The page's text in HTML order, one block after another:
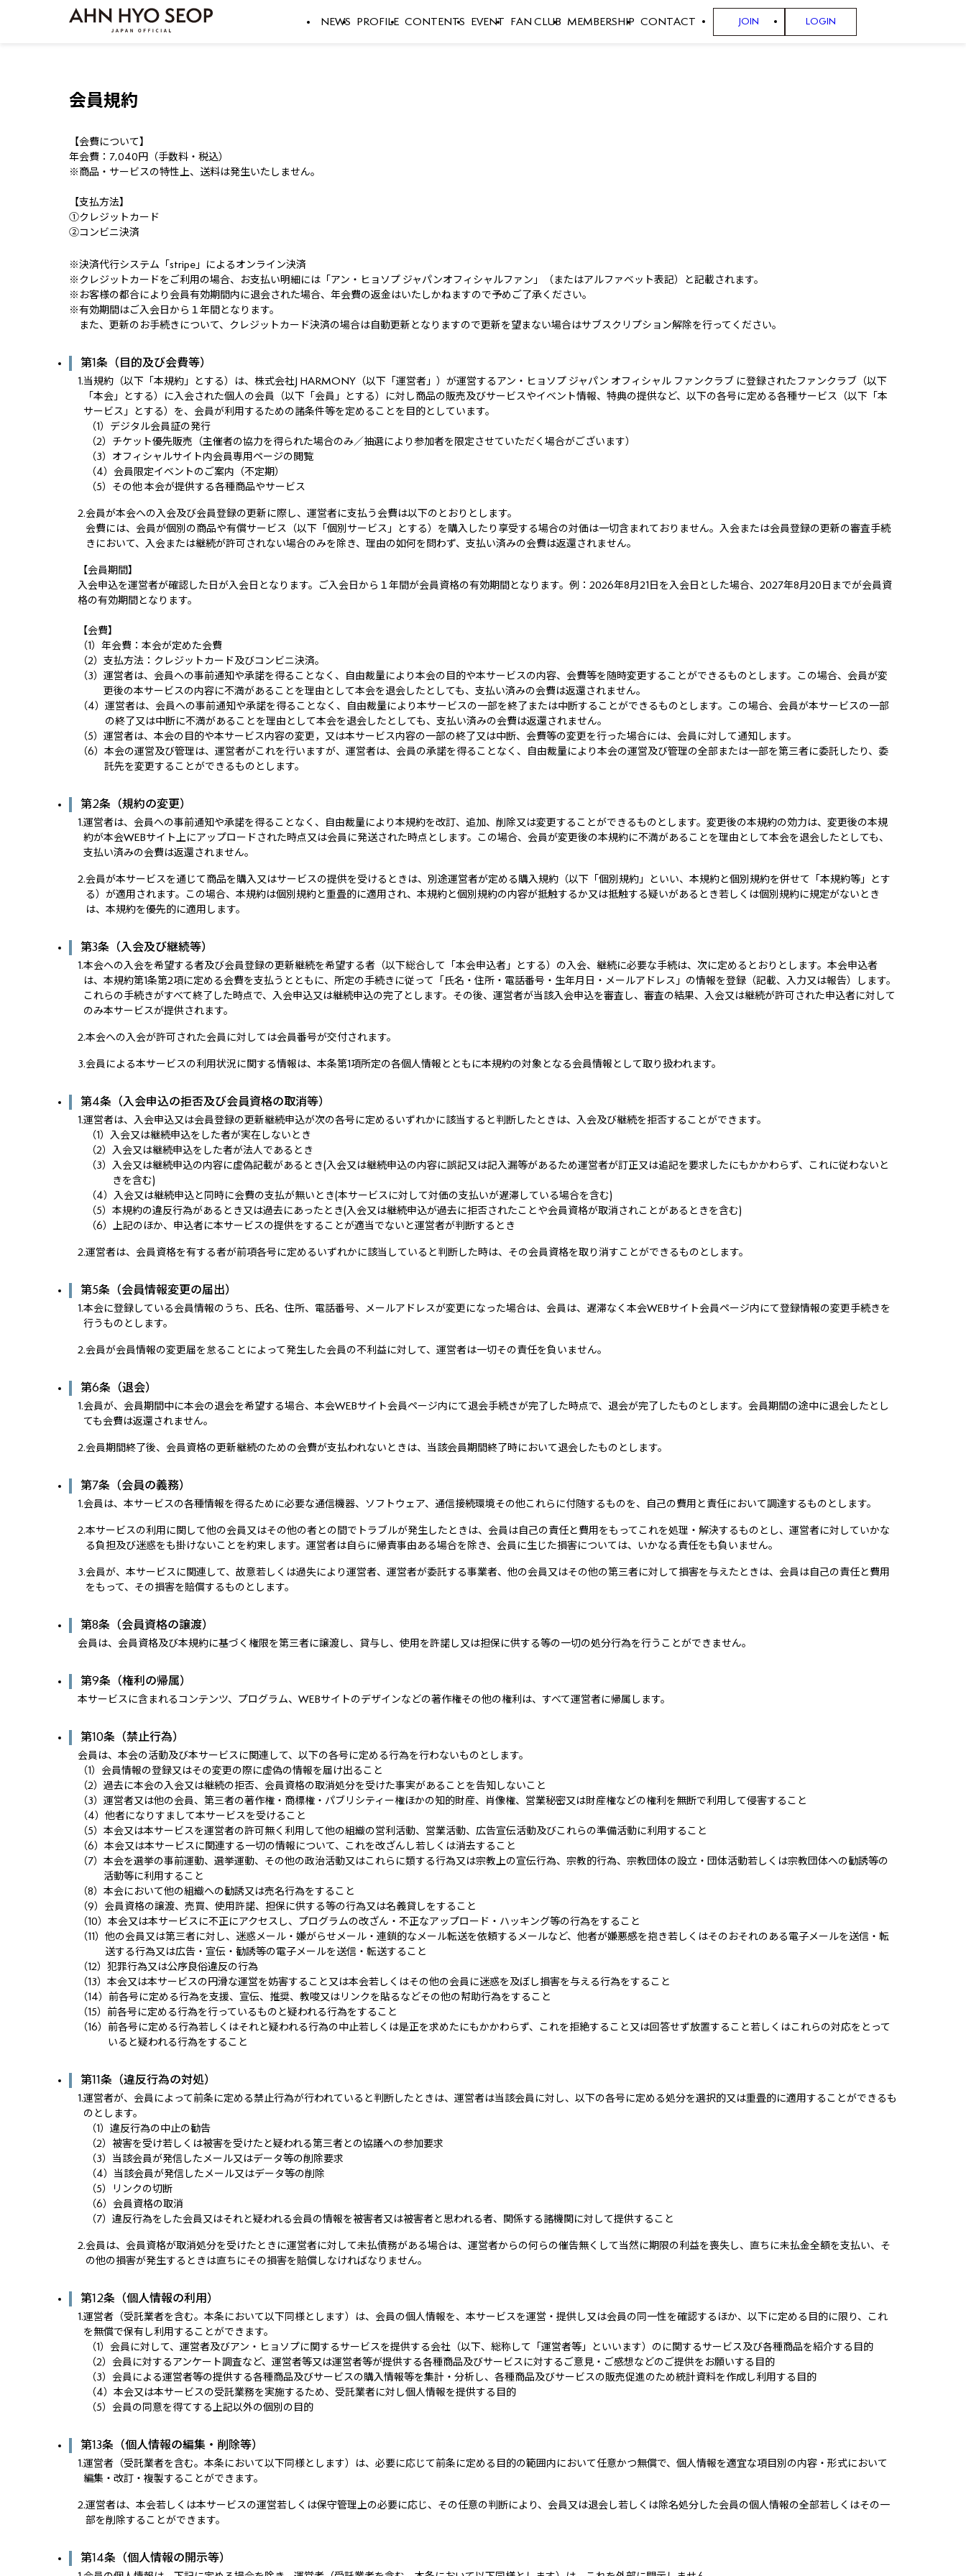
NEWS PROFILE CONTENTS EVENT FAN CLUB MEMBERSHIP CONTACT JOIN LOGIN
会員規約
【会費について】
年会費：7,040円（手数料・税込）
※商品・サービスの特性上、送料は発生いたしません。
【支払方法】
①クレジットカード
②コンビニ決済
※決済代行システム「stripe」によるオンライン決済
※ クレジットカードをご利用の場合、お支払い明細には「アン・ヒョソプ ジャパンオフィシャルファン」（またはアルファベット表記）と記載されます。
※ お客様の都合により会員有効期間内に退会された場合、年会費の返金はいたしかねますので予めご了承ください。
※有効期間はご入会日から１年間となります。
また、更新のお手続きについて、クレジットカード決済の場合は自動更新となりますので更新を望まない場合はサブスクリプション解除を行ってください。
第1条（目的及び会費等）
1.当規約（以下「本規約」とする）は、株式会社J HARMONY（以下「運営者」）が運営するアン・ヒョソプ ジャパン オフィシャル ファンクラブ に登録されたファンクラブ（以下
「本会」とする）に入会された個人の会員（以下「会員」とする）に対し商品の販売及びサービスやイベント情報、特典の提供など、以下の各号に定める各種サービス（以下「本
サービス」とする）を、会員が利用するための諸条件等を定めることを目的としています。
（1） デジタル会員証の発行
（2） チケット優先販売（主催者の協力を得られた場合のみ／抽選により参加者を限定させていただく場合がございます）
（3） オフィシャルサイト内会員専用ページの閲覧
（4） 会員限定イベントのご案内（不定期）
（5） その他 本会が提供する各種商品やサービス
2.会員が本会への入会及び会員登録の更新に際し、運営者に支払う会費は以下のとおりとします。
会費には、会員が個別の商品や有償サービス（以下「個別サービス」とする）を購入したり享受する場合の対価は一切含まれておりません。入会または会員登録の更新の審査手続
きにおいて、入会または継続が許可されない場合のみを除き、理由の如何を問わず、支払い済みの会費は返還されません。
【会員期間】
入会申込を運営者が確認した日が入会日となります。ご入会日から１年間が会員資格の有効期間となります。例：2026年8月21日を入会日とした場合、2027年8月20日までが会員資
格の有効期間となります。
【会費】
（1） 年会費：本会が定めた会費
（2） 支払方法：クレジットカード及びコンビニ決済。
（3） 運営者は、会員への事前通知や承諾を得ることなく、自由裁量により本会の目的や本サービスの内容、会費等を随時変更することができるものとします。この場合、会員が変
更後の本サービスの内容に不満があることを理由として本会を退会したとしても、支払い済みの会費は返還されません。
（4） 運営者は、会員への事前通知や承諾を得ることなく、自由裁量により本サービスの一部を終了または中断することができるものとします。この場合、会員が本サービスの一部
の終了又は中断に不満があることを理由として本会を退会したとしても、支払い済みの会費は返還されません。
（5） 運営者は、本会の目的や本サービス内容の変更，又は本サービス内容の一部の終了又は中断、会費等の変更を行った場合には、会員に対して通知します。
（6） 本会の運営及び管理は、運営者がこれを行いますが、運営者は、会員の承諾を得ることなく、自由裁量により本会の運営及び管理の全部または一部を第三者に委託したり、委
託先を変更することができるものとします。
第2条（規約の変更）
1.運営者は、会員への事前通知や承諾を得ることなく、自由裁量により本規約を改訂、追加、削除又は変更することができるものとします。変更後の本規約の効力は、変更後の本規
約が本会WEBサイト上にアップロードされた時点又は会員に発送された時点とします。この場合、会員が変更後の本規約に不満があることを理由として本会を退会したとしても、
支払い済みの会費は返還されません。
2.会員が本サービスを通じて商品を購入又はサービスの提供を受けるときは、別途運営者が定める購入規約（以下「個別規約」といい、本規約と個別規約を併せて「本規約等」とす
る）が適用されます。この場合、本規約は個別規約と重畳的に適用され、本規約と個別規約の内容が抵触するか又は抵触する疑いがあるとき若しくは個別規約に規定がないとき
は、本規約を優先的に適用します。
第3条（入会及び継続等）
1.本会への入会を希望する者及び会員登録の更新継続を希望する者（以下総合して「本会申込者」とする）の入会、継続に必要な手続は、次に定めるとおりとします。本会申込者
は、本規約第1条第2項に定める会費を支払うとともに、所定の手続きに従って「氏名・住所・電話番号・生年月日・メールアドレス」の情報を登録（記載、入力又は報告）します。
これらの手続きがすべて終了した時点で、入会申込又は継続申込の完了とします。その後、運営者が当該入会申込を審査し、審査の結果、入会又は継続が許可された申込者に対して
のみ本サービスが提供されます。
2.本会への入会が許可された会員に対しては会員番号が交付されます。
3.会員による本サービスの利用状況に関する情報は、本条第1項所定の各個人情報とともに本規約の対象となる会員情報として取り扱われます。
第4条（入会申込の拒否及び会員資格の取消等）
1.運営者は、入会申込又は会員登録の更新継続申込が次の各号に定めるいずれかに該当すると判断したときは、入会及び継続を拒否することができます。
（1） 入会又は継続申込をした者が実在しないとき
（2） 入会又は継続申込をした者が法人であるとき
（3） 入会又は継続申込の内容に虚偽記載があるとき(入会又は継続申込の内容に誤記又は記入漏等があるため運営者が訂正又は追記を要求したにもかかわらず、これに従わないと
きを含む)
（4） 入会又は継続申込と同時に会費の支払が無いとき(本サービスに対して対価の支払いが遅滞している場合を含む)
（5） 本規約の違反行為があるとき又は過去にあったとき(入会又は継続申込が過去に拒否されたことや会員資格が取消されことがあるときを含む)
（6） 上記のほか、申込者に本サービスの提供をすることが適当でないと運営者が判断するとき
2.運営者は、会員資格を有する者が前項各号に定めるいずれかに該当していると判断した時は、その会員資格を取り消すことができるものとします。
第5条（会員情報変更の届出）
1.本会に登録している会員情報のうち、氏名、住所、電話番号、メールアドレスが変更になった場合は、会員は、遅滞なく本会WEBサイト会員ページ内にて登録情報の変更手続きを
行うものとします。
2.会員が会員情報の変更届を怠ることによって発生した会員の不利益に対して、運営者は一切その責任を負いません。
第6条（退会）
1.会員が、会員期間中に本会の退会を希望する場合、本会WEBサイト会員ページ内にて退会手続きが完了した時点で、退会が完了したものとします。会員期間の途中に退会したとし
ても会費は返還されません。
2.会員期間終了後、会員資格の更新継続のための会費が支払われないときは、当該会員期間終了時において退会したものとします。
第7条（会員の義務）
1.会員は、本サービスの各種情報を得るために必要な通信機器、ソフトウェア、通信接続環境その他これらに付随するものを、自己の費用と責任において調達するものとします。
2.本サービスの利用に関して他の会員又はその他の者との間でトラブルが発生したときは、会員は自己の責任と費用をもってこれを処理・解決するものとし、運営者に対していかな
る負担及び迷惑をも掛けないことを約束します。運営者は自らに帰責事由ある場合を除き、会員に生じた損害については、いかなる責任をも負いません。
3.会員が、本サービスに関連して、故意若しくは過失により運営者、運営者が委託する事業者、他の会員又はその他の第三者に対して損害を与えたときは、会員は自己の責任と費用
をもって、その損害を賠償するものとします。
第8条（会員資格の譲渡）
会員は、会員資格及び本規約に基づく権限を第三者に譲渡し、貸与し、使用を許諾し又は担保に供する等の一切の処分行為を行うことができません。
第9条（権利の帰属）
本サービスに含まれるコンテンツ、プログラム、WEBサイトのデザインなどの著作権その他の権利は、すべて運営者に帰属します。
第10条（禁止行為）
会員は、本会の活動及び本サービスに関連して、以下の各号に定める行為を行わないものとします。
（1） 会員情報の登録又はその変更の際に虚偽の情報を届け出ること
（2） 過去に本会の入会又は継続の拒否、会員資格の取消処分を受けた事実があることを告知しないこと
（3） 運営者又は他の会員、第三者の著作権・商標権・パブリシティー権ほかの知的財産、肖像権、営業秘密又は財産権などの権利を無断で利用して侵害すること
（4） 他者になりすまして本サービスを受けること
（5） 本会又は本サービスを運営者の許可無く利用して他の組織の営利活動、営業活動、広告宣伝活動及びこれらの準備活動に利用すること
（6） 本会又は本サービスに関連する一切の情報について、これを改ざんし若しくは消去すること
（7） 本会を選挙の事前運動、選挙運動、その他の政治活動又はこれらに類する行為又は宗教上の宣伝行為、宗教的行為、宗教団体の設立・団体活動若しくは宗教団体への勧誘等の
活動等に利用すること
（8） 本会において他の組織への勧誘又は売名行為をすること
（9） 会員資格の譲渡、売買、使用許諾、担保に供する等の行為又は名義貸しをすること
（10） 本会又は本サービスに不正にアクセスし、プログラムの改ざん・不正なアップロード・ハッキング等の行為をすること
（11） 他の会員又は第三者に対し、迷惑メール・嫌がらせメール・連鎖的なメール転送を依頼するメールなど、他者が嫌悪感を抱き若しくはそのおそれのある電子メールを送信・転
送する行為又は広告・宣伝・勧誘等の電子メールを送信・転送すること
（12） 犯罪行為又は公序良俗違反の行為
（13） 本会又は本サービスの円滑な運営を妨害すること又は本会若しくはその他の会員に迷惑を及ぼし損害を与える行為をすること
（14） 前各号に定める行為を支援、宣伝、推奨、教唆又はリンクを貼るなどその他の幇助行為をすること
（15） 前各号に定める行為を行っているものと疑われる行為をすること
（16） 前各号に定める行為若しくはそれと疑われる行為の中止若しくは是正を求めたにもかかわらず、これを拒絶すること又は回答せず放置すること若しくはこれらの対応をとって
いると疑われる行為をすること
第11条（違反行為の対処）
1.運営者が、会員によって前条に定める禁止行為が行われていると判断したときは、運営者は当該会員に対し、以下の各号に定める処分を選択的又は重畳的に適用することができるも
のとします。
（1） 違反行為の中止の勧告
（2） 被害を受け若しくは被害を受けたと疑われる第三者との協議への参加要求
（3） 当該会員が発信したメール又はデータ等の削除要求
（4） 当該会員が発信したメール又はデータ等の削除
（5）
リンクの切断
（6） 会員資格の取消
（7） 違反行為をした会員又はそれと疑われる会員の情報を被害者又は被害者と思われる者、関係する諸機関に対して提供すること
2.会員は、会員資格が取消処分を受けたときに運営者に対して未払債務がある場合は、運営者からの何らの催告無くして当然に期限の利益を喪失し、直ちに未払金全額を支払い、そ
の他の損害が発生するときは直ちにその損害を賠償しなければなりません。
第12条（個人情報の利用）
1.運営者（受託業者を含む。本条において以下同様とします）は、会員の個人情報を、本サービスを運営・提供し又は会員の同一性を確認するほか、以下に定める目的に限り、これ
を無償で保有し利用することができます。
（1） 会員に対して、運営者及びアン・ヒョソプに関するサービスを提供する会社（以下、総称して「運営者等」といいます）のに関するサービス及び各種商品を紹介する目的
（2） 会員に対するアンケート調査など、運営者等又は運営者等が提供する各種商品及びサービスに対するご意見・ご感想などのご提供をお願いする目的
（3） 会員による運営者等の提供する各種商品及びサービスの購入情報等を集計・分析し、各種商品及びサービスの販売促進のため統計資料を作成し利用する目的
（4） 本会又は本サービスの受託業務を実施するため、受託業者に対し個人情報を提供する目的
（5） 会員の同意を得てする上記以外の個別の目的
第13条（個人情報の編集・削除等）
1.運営者（受託業者を含む。本条において以下同様とします）は、必要に応じて前条に定める目的の範囲内において任意かつ無償で、個人情報を適宜な項目別の内容・形式において
編集・改訂・複製することができます。
2.運営者は、本会若しくは本サービスの運営若しくは保守管理上の必要に応じ、その任意の判断により、会員又は退会し若しくは除名処分した会員の個人情報の全部若しくはその一
部を削除することができます。
第14条（個人情報の開示等）